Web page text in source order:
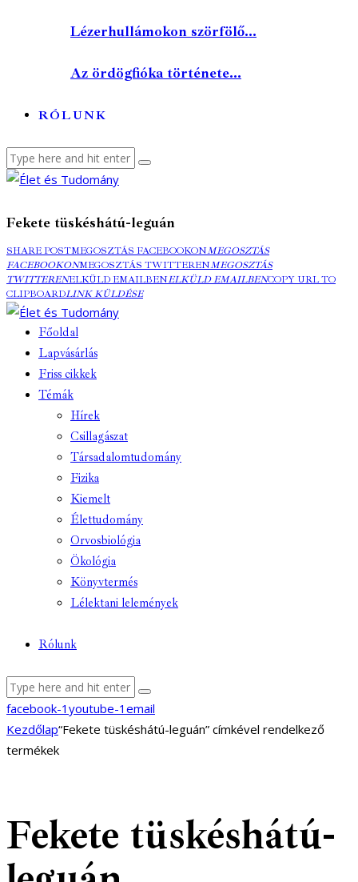
Lézerhullámokon szörfölő...
Az ördögfióka története...
RÓLUNK
Fekete tüskéshátú-leguán
SHARE POSTMEGOSZTÁS FACEBOOKONMEGOSZTÁS
FACEBOOKONMEGOSZTÁS TWITTERENMEGOSZTÁS
TWITTERENELKÜLD EMAILBENELKÜLD EMAILBENCOPY URL TO
CLIPBOARDLINK KÜLDÉSE
Főoldal
Lapvásárlás
Friss cikkek
Témák
Hírek
Csillagászat
Társadalomtudomány
Fizika
Kiemelt
Élettudomány
Orvosbiológia
Ökológia
Könyvtermés
Lélektani lelemények
Rólunk
facebook-1 youtube-1 email
Kezdőlap“Fekete tüskéshátú-leguán” címkével rendelkező
termékek
Fekete tüskéshátú-